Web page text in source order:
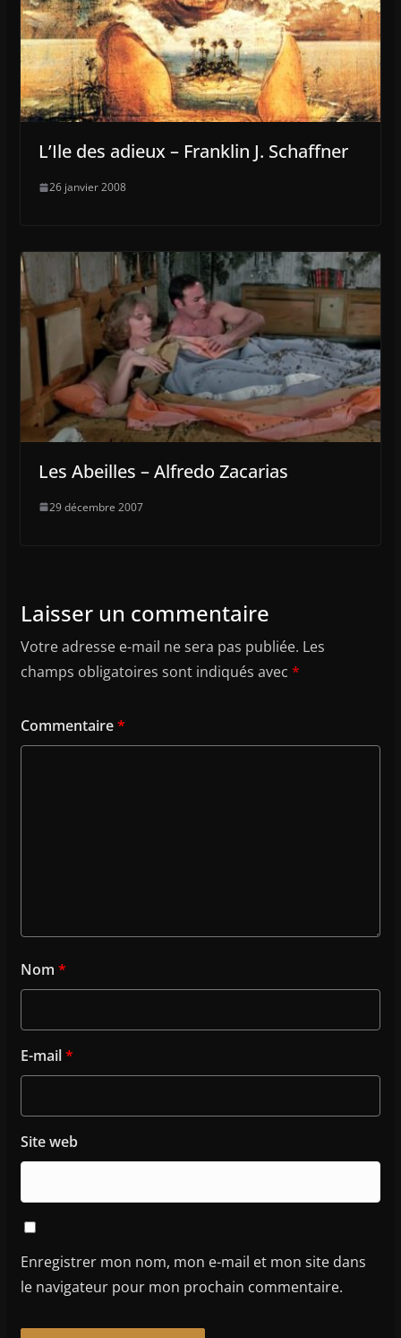
L’Ile des adieux – Franklin J. Schaffner
26 janvier 2008
Les Abeilles – Alfredo Zacarias
29 décembre 2007
Laisser un commentaire
Votre adresse e-mail ne sera pas publiée. Les
champs obligatoires sont indiqués avec *
Commentaire*
Nom *
E-mail*
Site web
Enregistrer mon nom, mon e-mail et mon site dans
le navigateur pour mon prochain commentaire.